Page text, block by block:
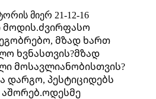
მიერ 21-12-16
მოდის.ძვირფასო
მზად ხართ
ხვნასთვის?მზად
მოსავლიანობისთვის?
დარგო, პესტიციდებს